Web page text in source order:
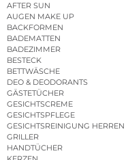
AFTER SUN
AUGEN MAKE UP
BACKFORMEN
BADEMATTEN
BADEZIMMER
BESTECK
BETTWÄSCHE
DEO & DEODORANTS
GÄSTETÜCHER
GESICHTSCREME
GESICHTSPFLEGE
GESICHTSREINIGUNG HERREN
GRILLER
HANDTÜCHER